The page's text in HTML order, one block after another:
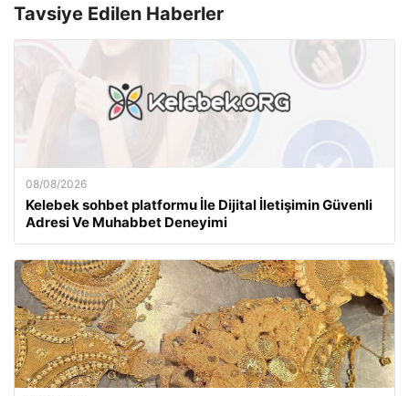
Tavsiye Edilen Haberler
08/08/2026
Kelebek sohbet platformu İle Dijital İletişimin Güvenli
Adresi Ve Muhabbet Deneyimi